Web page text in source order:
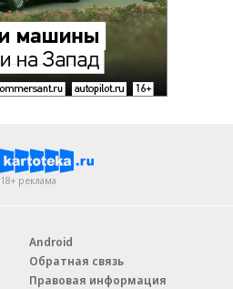
18+ реклама
Android
Обратная связь
Правовая информация